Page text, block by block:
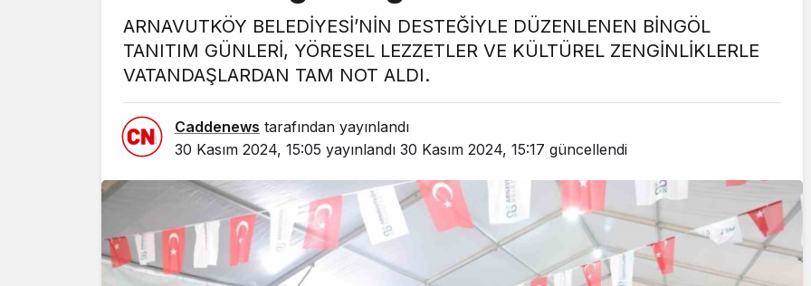
ARNAVUTKÖY BELEDİYESİ’NİN DESTEĞİYLE DÜZENLENEN BİNGÖL
TANITIM GÜNLERİ, YÖRESEL LEZZETLER VE KÜLTÜREL ZENGİNLİKLERLE
VATANDAŞLARDAN TAM NOT ALDI.
Caddenews tarafından yayınlandı
30 Kasım 2024, 15:05 yayınlandı 30 Kasım 2024, 15:17 güncellendi
Yazarlar
AKDENİZ, BİR AÇIK
HAVA HAZİNESİ
Genel
Erdoğan’a Suikast
FETÖ Firarisi B.K.
Afyonkarahisar’da
Yakalandı